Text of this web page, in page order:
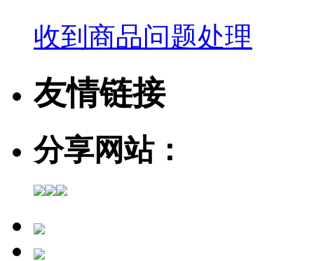
收到商品问题处理
友情链接
分享网站：